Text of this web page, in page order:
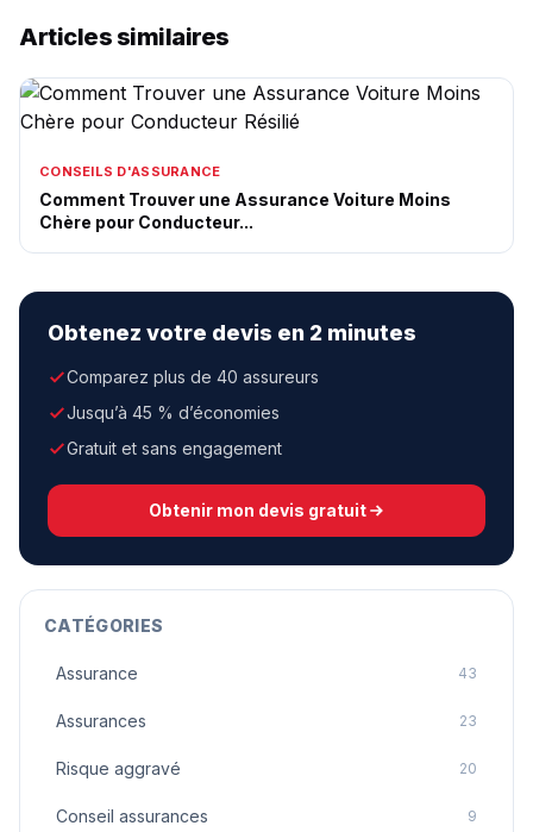
Articles similaires
CONSEILS D'ASSURANCE
Comment Trouver une Assurance Voiture Moins
Chère pour Conducteur...
Obtenez votre devis en 2 minutes
Comparez plus de 40 assureurs
Jusqu’à 45 % d’économies
Gratuit et sans engagement
Obtenir mon devis gratuit
CATÉGORIES
Assurance 43
Assurances 23
Risque aggravé 20
Conseil assurances 9